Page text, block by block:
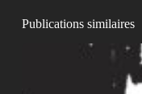
Publications similaires